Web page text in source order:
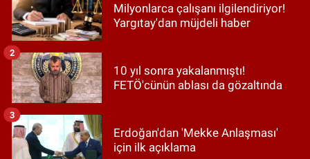
Milyonlarca çalışanı ilgilendiriyor!
Yargıtay'dan müjdeli haber
10 yıl sonra yakalanmıştı!
FETÖ'cünün ablası da gözaltında
2
Erdoğan'dan 'Mekke Anlaşması'
için ilk açıklama
3